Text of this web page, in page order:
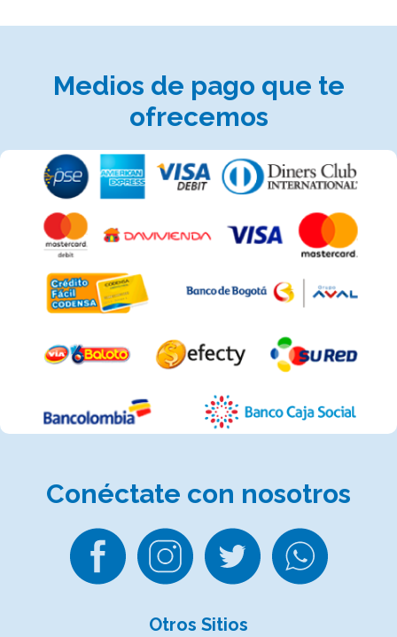
Medios de pago que te
ofrecemos
Conéctate con nosotros
Otros Sitios